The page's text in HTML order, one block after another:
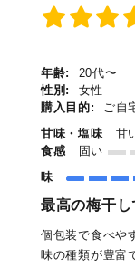
年齢:
20代〜
性別:
女性
購入目的:
ご自
甘味・塩味
甘
食感
固い
味
最高の梅干し
個包装で食べや
味の種類が豊富